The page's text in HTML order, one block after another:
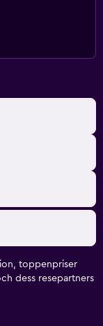
toppenpriser
dess resepartners